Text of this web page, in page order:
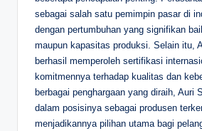
sebagai salah satu pemimpin pasar di
dengan pertumbuhan yang signifikan
maupun kapasitas produksi. Selain itu,
berhasil memperoleh sertifikasi
komitmennya terhadap kualitas dan
berbagai penghargaan yang diraih, Auri
dalam posisinya sebagai produsen
menjadikannya pilihan utama bagi